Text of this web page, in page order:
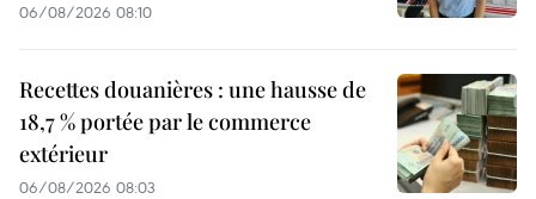
06/08/2026 08:10
Recettes douanières : une hausse de
18,7 % portée par le commerce
extérieur
06/08/2026 08:03